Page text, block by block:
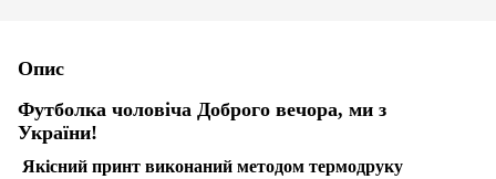
Опис
Футболка чоловіча Доброго вечора, ми з
України!
Якісний принт виконаний методом термодруку